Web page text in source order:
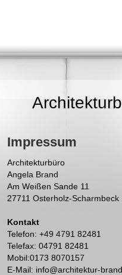
Impressum
Architekturbüro
Angela Brand
Am Weißen Sande 11
27711 Osterholz-Scharmbeck
Kontakt
Telefon: +49 4791 82481
Telefax: 04791 82481
Mobil:0173 8070157
E-Mail: info@architektur-